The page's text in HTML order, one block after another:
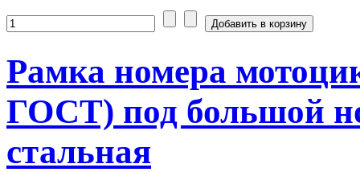
Рамка номера
ГОСТ) под большой
стальная